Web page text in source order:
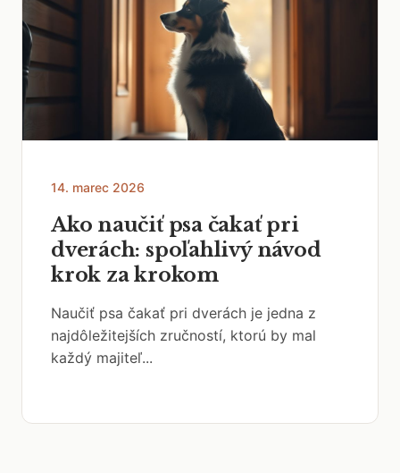
14. marec 2026
Ako naučiť psa čakať pri
dverách: spoľahlivý návod
krok za krokom
Naučiť psa čakať pri dverách je jedna z
najdôležitejších zručností, ktorú by mal
každý majiteľ...